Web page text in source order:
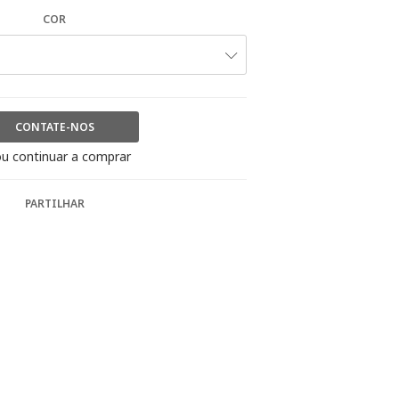
COR
CONTATE-NOS
continuar a comprar
PARTILHAR